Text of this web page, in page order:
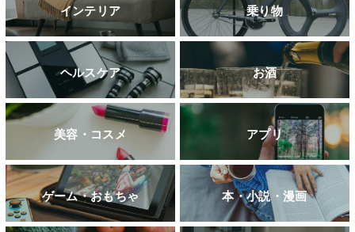
インテリア 乗り物
ヘルスケア お酒
美容・コスメ アプリ
ゲーム・おもちゃ 本・小説・漫画